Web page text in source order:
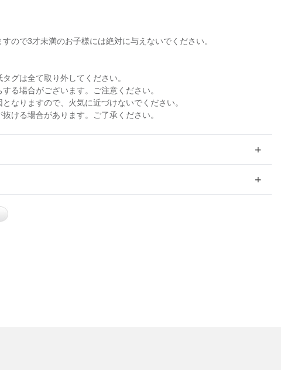
ので3才未満のお子様には絶対に与えないでください。
グは全て取り外してください。
る場合がございます。ご注意ください。
なりますので、火気に近づけないでください。
ける場合があります。ご了承ください。